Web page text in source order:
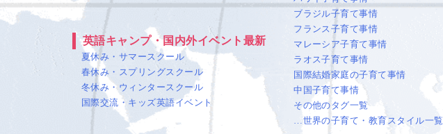
英語キャンプ・国内外イベント最新
夏休み・サマースクール
春休み・スプリングスクール
冬休み・ウィンタースクール
国際交流・キッズ英語イベント
ブラジル子育て事情
フランス子育て事情
マレーシア子育て事情
ラオス子育て事情
国際結婚家庭の子育て事情
中国子育て事情
その他のタグ一覧
…世界の子育て・教育スタイル一覧